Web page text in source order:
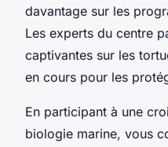
davantage sur les
Les experts du centre
captivantes sur les
en cours pour les
En participant à une
biologie marine, vous